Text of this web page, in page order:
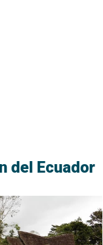
del Ecuador